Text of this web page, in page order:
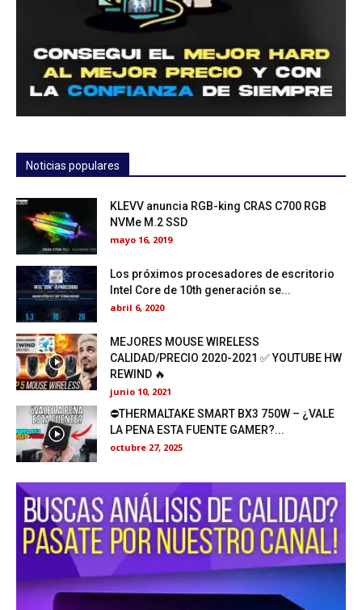
Noticias populares
KLEVV anuncia RGB-king CRAS C700 RGB
NVMe M.2 SSD
mayo 16, 2019
Los próximos procesadores de escritorio
Intel Core de 10th generación se...
abril 6, 2020
MEJORES MOUSE WIRELESS
CALIDAD/PRECIO 2020-2021 ✅ YOUTUBE HW
REWIND 🔥
junio 10, 2021
⛔THERMALTAKE SMART BX3 750W – ¿VALE
LA PENA ESTA FUENTE GAMER?...
octubre 27, 2025